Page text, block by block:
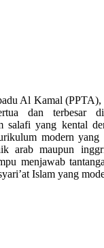
Al Kamal (PPTA),
dan terbesar
salafi yang kental
modern yang
arab maupun
menjawab
Islam yang